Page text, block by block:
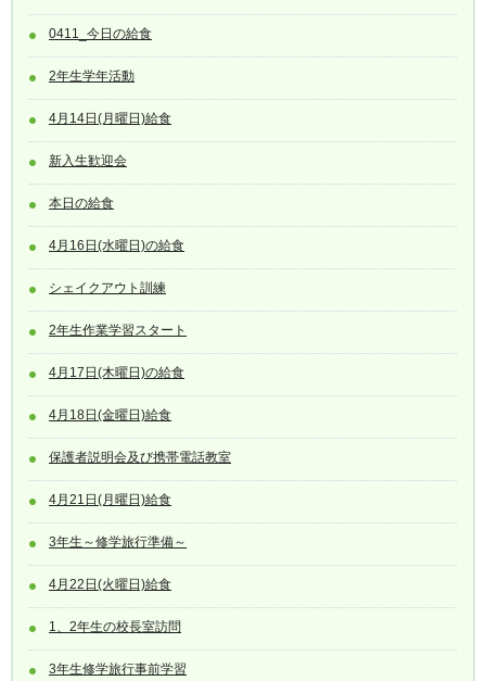
0411_今日の給食
2年生学年活動
4月14日(月曜日)給食
新入生歓迎会
本日の給食
4月16日(水曜日)の給食
シェイクアウト訓練
2年生作業学習スタート
4月17日(木曜日)の給食
4月18日(金曜日)給食
保護者説明会及び携帯電話教室
4月21日(月曜日)給食
3年生～修学旅行準備～
4月22日(火曜日)給食
1、2年生の校長室訪問
3年生修学旅行事前学習